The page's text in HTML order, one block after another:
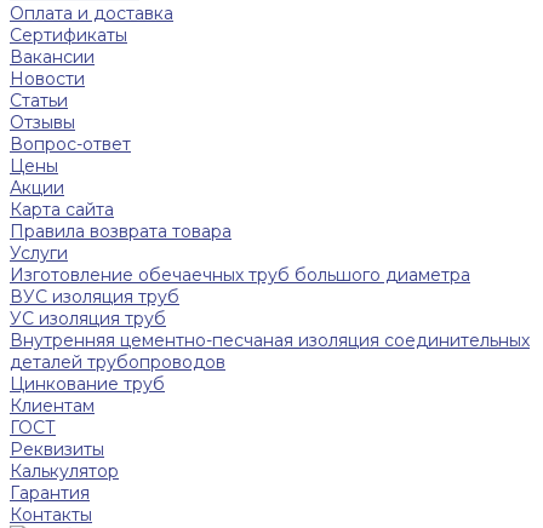
Оплата и доставка
Сертификаты
Вакансии
Новости
Статьи
Отзывы
Вопрос-ответ
Цены
Акции
Карта сайта
Правила возврата товара
Услуги
Изготовление обечаечных труб большого диаметра
ВУС изоляция труб
УС изоляция труб
Внутренняя цементно-песчаная изоляция соединительных
деталей трубопроводов
Цинкование труб
Клиентам
ГОСТ
Реквизиты
Калькулятор
Гарантия
Контакты